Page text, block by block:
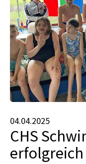
04.04.2025
CHS
erfolgreich